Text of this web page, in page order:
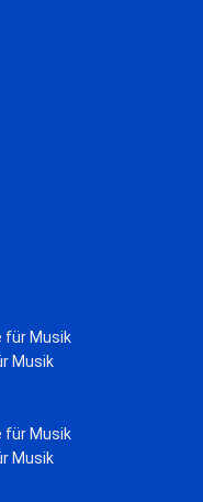
Musik
Musik